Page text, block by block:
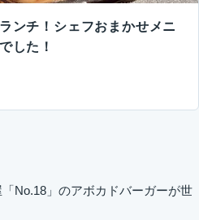
ンチ！シェフおまかせメニ
した！
No.18」のアボカドバーガーが世